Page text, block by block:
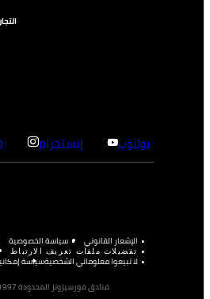
إنستجرام يوتيوب
الإشعار القانوني سياسة الخصوصية
تفضيلات ملفات تعريف الارتباط
لا تبيعوا معلوماتي الشخصيةسياسة
©فنادق فورسيزونز المحدودة 1997 - 2026. جميع الحقوق محفوظة.